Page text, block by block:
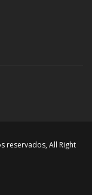
reservados, All Right